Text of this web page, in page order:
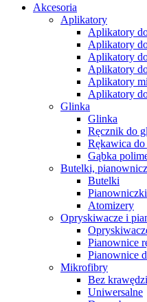
Akcesoria
Aplikatory
Aplikatory
Aplikatory
Aplikatory
Aplikatory
Aplikatory
Aplikatory
Glinka
Glinka
Ręcznik do
Rękawica
Gąbka
Butelki,
Butelki
Pianowniczki
Atomizery
Opryskiwacze i
Pianownice
Pianownice
Mikrofibry
Bez
Uniwersalne